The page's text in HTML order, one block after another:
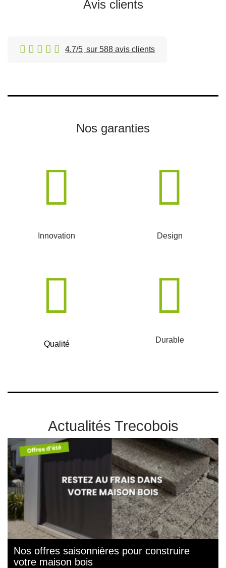
Avis clients
4.7/5 sur 588 avis clients
Nos garanties
Innovation Design
Qualité Durable
Actualités Trecobois
Nos offres saisonnières pour construire
votre maison bois